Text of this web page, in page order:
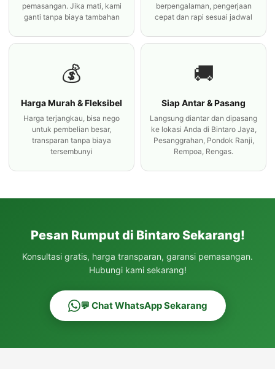
pemasangan. Jika mati, kami
ganti tanpa biaya tambahan
berpengalaman, pengerjaan
cepat dan rapi sesuai jadwal
💰
Harga Murah & Fleksibel
Harga terjangkau, bisa nego
untuk pembelian besar,
transparan tanpa biaya
tersembunyi
🚚
Siap Antar & Pasang
Langsung diantar dan dipasang
ke lokasi Anda di Bintaro Jaya,
Pesanggrahan, Pondok Ranji,
Rempoa, Rengas.
Pesan Rumput di Bintaro Sekarang!
Konsultasi gratis, harga transparan, garansi pemasangan.
Hubungi kami sekarang!
💬 Chat WhatsApp Sekarang